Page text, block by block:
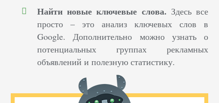
Найти новые ключевые слова. Здесь все
просто – это анализ ключевых слов в
Google. Дополнительно можно узнать о
потенциальных группах рекламных
объявлений и полезную статистику.